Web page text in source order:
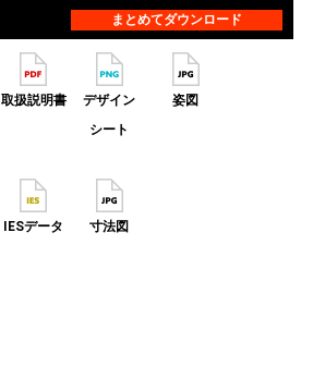
まとめてダウンロード
取扱説明書
デザイン
シート
姿図
IESデータ 寸法図